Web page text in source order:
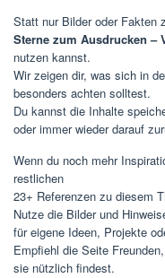
Statt nur Bilder oder Fakten
Sterne zum Ausdrucken –
nutzen kannst.
Wir zeigen dir, was sich in
besonders achten solltest.
Du kannst die Inhalte
oder immer wieder darauf
Wenn du noch mehr
restlichen
23+ Referenzen zu diesem
Nutze die Bilder und
für eigene Ideen, Projekte
Empfiehl die Seite
sie nützlich findest.